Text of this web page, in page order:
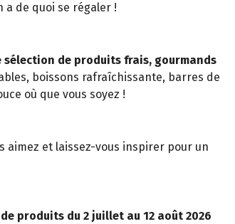
a de quoi se régaler !
sélection de produits frais, gourmands
boissons rafraîchissante, barres de
où que vous soyez !
aimez et laissez-vous inspirer pour un
produits du 2 juillet au 12 août 2026